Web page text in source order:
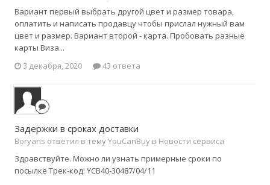
Вариант первый выбрать другой цвет и размер товара,
оплатить и написать продавцу чтобы прислал нужный вам
цвет и размер. Вариант второй - карта. Пробовать разные
карты Виза...
3 декабря, 2020
43 ответа
Задержки в сроках доставки
Boryans ответил в тему YouCanBuy в Новости сервиса
Здравствуйте. Можно ли узнать примерные сроки по
посылке Трек-код: YCB40-30487/04/11